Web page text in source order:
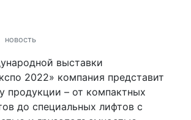
новость
выставки
2022» компания представит
продукции – от компактных
до специальных лифтов с